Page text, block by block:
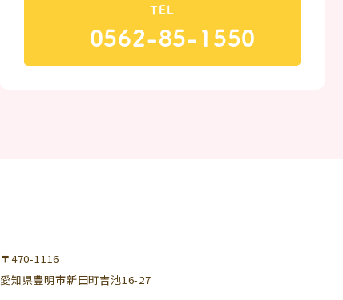
TEL
0562-85-1550
〒470-1116
愛知県豊明市新田町吉池16-27